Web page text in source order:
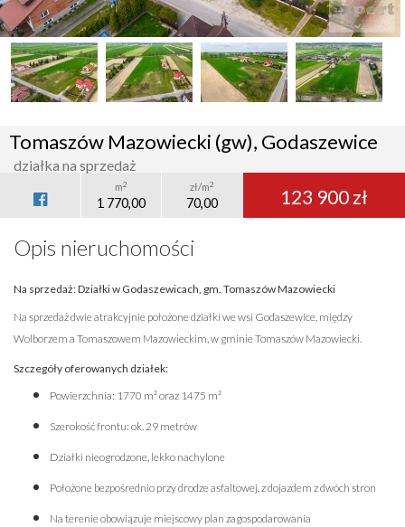
Tomaszów Mazowiecki (gw), Godaszewice
działka na sprzedaż
m2
1 770,00
zł/m2
70,00 123 900 zł
Opis nieruchomości
Na sprzedaż: Działki w Godaszewicach, gm. Tomaszów Mazowiecki
Na sprzedaż dwie atrakcyjnie położone działki we wsi Godaszewice, między
Wolborzem a Tomaszowem Mazowieckim, w gminie Tomaszów Mazowiecki.
Szczegóły oferowanych działek:
Powierzchnia: 1770 m² oraz 1475 m²
Szerokość frontu: ok. 29 metrów
Działki nieogrodzone, lekko nachylone
Położone bezpośrednio przy drodze asfaltowej, z dojazdem z dwóch stron
Na terenie obowiązuje miejscowy plan zagospodarowania